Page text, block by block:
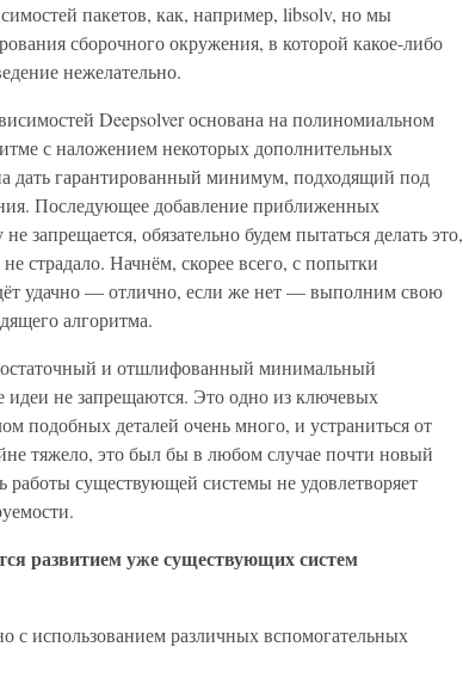
пакетов, как, например, libsolv, но мы
сборочного окружения, в которой какое-либо
нежелательно.
Deepsolver основана на полиномиальном
с наложением некоторых дополнительных
дать гарантированный минимум, подходящий под
Последующее добавление приближенных
запрещается, обязательно будем пытаться делать это,
страдало. Начнём, скорее всего, с попытки
удачно — отлично, если же нет — выполним свою
алгоритма.
и отшлифованный минимальный
не запрещаются. Это одно из ключевых
подобных деталей очень много, и устраниться от
тяжело, это был бы в любом случае почти новый
работы существующей системы не удовлетворяет
развитием уже существующих систем
с использованием различных вспомогательных